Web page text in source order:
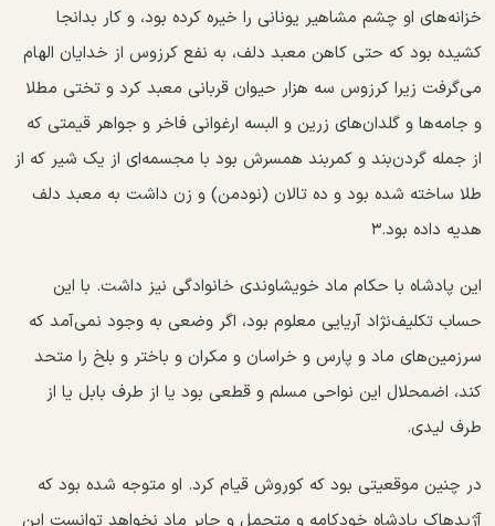
خزانه‌های او چشم مشاهیر یونانی را خیره کرده بود، و کار بدانجا
کشیده بود که حتی کاهن معبد دلف،‌ به نفع کرزوس از خدایان الهام
می‌گرفت زیرا کرزوس سه هزار حیوان قربانی معبد کرد و تختی مطلا
و جامه‌ها و گلدان‌های زرین و البسه ارغوانی فاخر و جواهر قیمتی که
از جمله گردن‌بند و کمربند همسرش بود با مجسمه‌ای از یک شیر که از
طلا ساخته شده بود و ده تالان (نودمن) و زن داشت به معبد دلف
هدیه داده بود.۳
این پادشاه با حکام ماد خویشاوندی خانوادگی نیز داشت. با این
حساب تکلیف‌نژاد آریایی معلوم بود، اگر وضعی به وجود نمی‌آمد که
سرزمین‌های ماد و پارس و خراسان و مکران و باختر و بلخ را متحد
کند، اضمحلال این نواحی مسلم و قطعی بود یا از طرف بابل‌ یا از
طرف لیدی.
در چنین موقعیتی بود که کوروش قیام کرد. او متوجه شده بود که
آژیدهاک پادشاه خودکامه و متجمل و جابر ماد نخواهد توانست این